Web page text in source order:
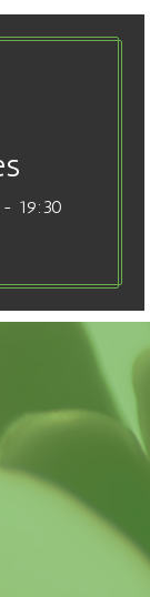
- 19:30